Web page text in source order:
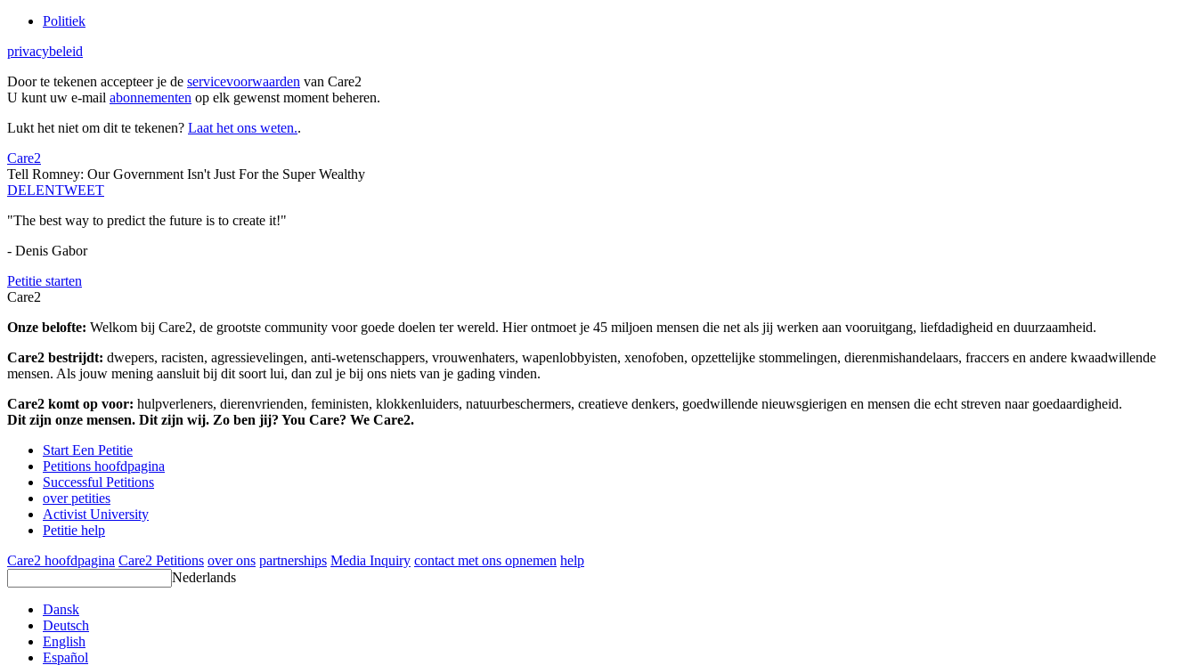
Politiek
privacybeleid
Door te tekenen accepteer je de servicevoorwaarden van Care2
U kunt uw e-mail abonnementen op elk gewenst moment beheren.
Lukt het niet om dit te tekenen? Laat het ons weten..
Care2
Tell Romney: Our Government Isn't Just For the Super Wealthy
DELENTWEET
"The best way to predict the future is to create it!"
- Denis Gabor
Petitie starten
Care2
Onze belofte: Welkom bij Care2, de grootste community voor goede doelen ter wereld. Hier ontmoet je 45 miljoen mensen die net als jij werken aan vooruitgang, liefdadigheid en duurzaamheid.
Care2 bestrijdt: dwepers, racisten, agressievelingen, anti-wetenschappers, vrouwenhaters, wapenlobbyisten, xenofoben, opzettelijke stommelingen, dierenmishandelaars, fraccers en andere kwaadwillende
mensen. Als jouw mening aansluit bij dit soort lui, dan zul je bij ons niets van je gading vinden.
Care2 komt op voor: hulpverleners, dierenvrienden, feministen, klokkenluiders, natuurbeschermers, creatieve denkers, goedwillende nieuwsgierigen en mensen die echt streven naar goedaardigheid.
Dit zijn onze mensen. Dit zijn wij. Zo ben jij? You Care? We Care2.
Start Een Petitie
Petitions hoofdpagina
Successful Petitions
over petities
Activist University
Petitie help
Care2 hoofdpagina Care2 Petitions over ons partnerships Media Inquiry contact met ons opnemen help
Nederlands
Dansk
Deutsch
English
Español